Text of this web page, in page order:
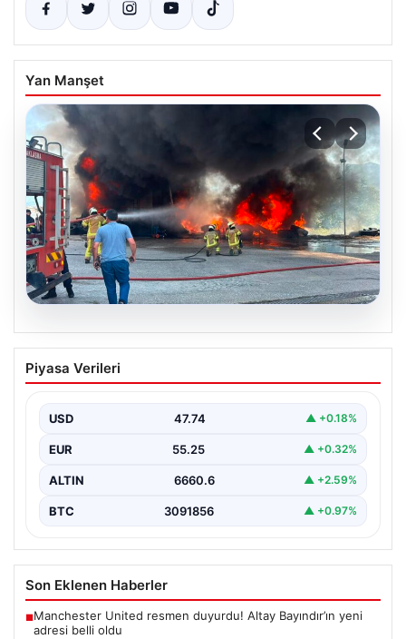
Yan Manşet
Dumanlar ilçeyi kapladı: Bursa’da
tamirhanede yangın
Piyasa Verileri
USD 47.74 ▲ +0.18%
EUR 55.25 ▲ +0.32%
ALTIN 6660.6 ▲ +2.59%
BTC 3091856 ▲ +0.97%
Son Eklenen Haberler
■Manchester United resmen duyurdu! Altay Bayındır’ın yeni
adresi belli oldu